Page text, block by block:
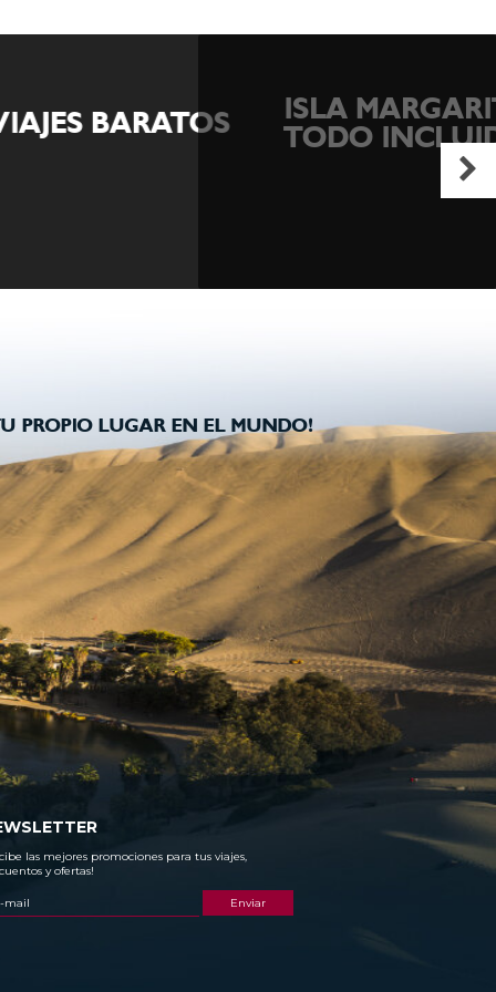
BARATOS
ISLA MARGARITA
TODO INCLUIDO
PROPIO LUGAR EN EL MUNDO!
las mejores promociones para tus viajes,
y ofertas!